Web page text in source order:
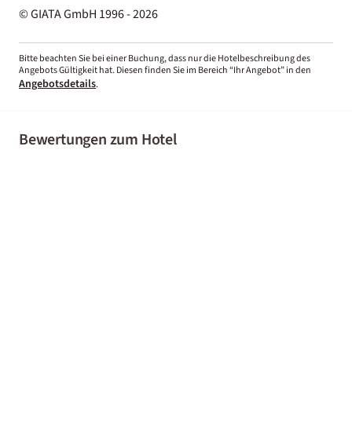
© GIATA GmbH 1996 - 2026
Bitte beachten Sie bei einer Buchung, dass nur die Hotelbeschreibung des
Angebots Gültigkeit hat. Diesen finden Sie im Bereich “Ihr Angebot” in den
Angebotsdetails.
Bewertungen zum Hotel